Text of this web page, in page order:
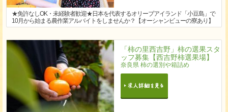
★免許なしOK・未経験者歓迎★日本を代表するオリーブアイランド「小豆島」で
10月から始まる農作業アルバイトをしませんか？【オーシャンビューの寮あり】
「柿の里西吉野」柿の選果スタ
ッフ募集【西吉野柿選果場】
奈良県 柿の選別や箱詰め